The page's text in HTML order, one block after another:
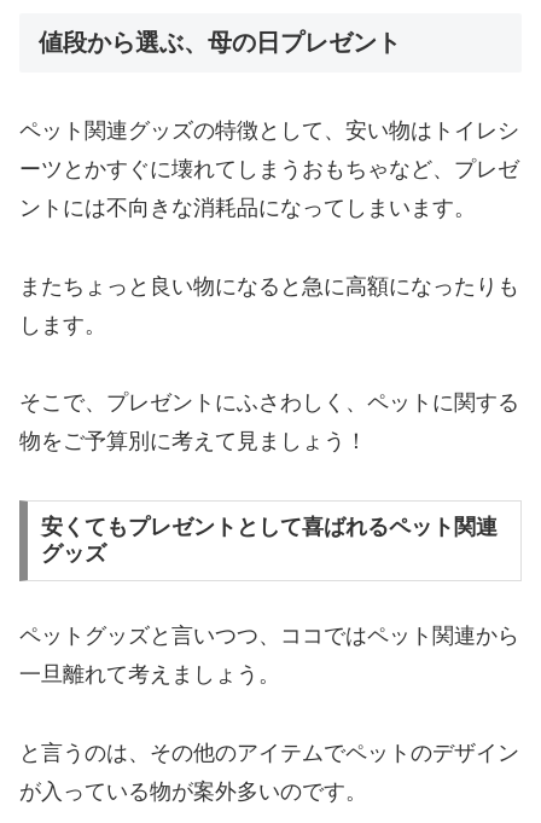
値段から選ぶ、母の日プレゼント
ペット関連グッズの特徴として、安い物はトイレシ
ーツとかすぐに壊れてしまうおもちゃなど、プレゼ
ントには不向きな消耗品になってしまいます。
またちょっと良い物になると急に高額になったりも
します。
そこで、プレゼントにふさわしく、ペットに関する
物をご予算別に考えて見ましょう！
安くてもプレゼントとして喜ばれるペット関連
グッズ
ペットグッズと言いつつ、ココではペット関連から
一旦離れて考えましょう。
と言うのは、その他のアイテムでペットのデザイン
が入っている物が案外多いのです。